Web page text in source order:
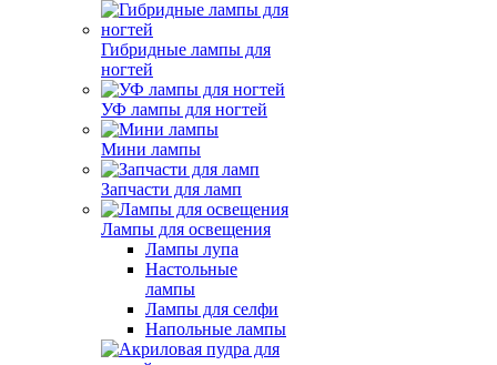
Гибридные лампы для
ногтей
УФ лампы для ногтей
Мини лампы
Запчасти для ламп
Лампы для освещения
Лампы лупа
Настольные
лампы
Лампы для селфи
Напольные лампы